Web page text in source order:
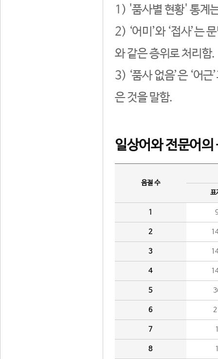
1) '품사별 현황' 통계
2) ‘어미’와 ‘접사’는
와 같은 층위로 처리함.
3) ‘품사 없음’은 ‘어
은 것을 말함.
일상어와 전문어의
음절 수
표
1
2
3
4
5
6
7
8